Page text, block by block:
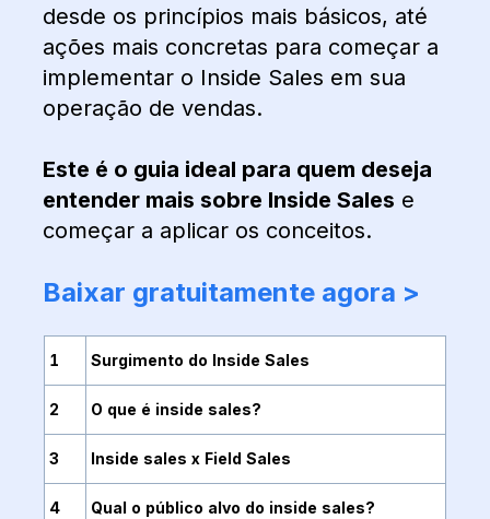
desde os princípios mais básicos, até
ações mais concretas para começar a
implementar o Inside Sales em sua
operação de vendas.
Este é o guia ideal para quem deseja
entender mais sobre Inside Sales e
começar a aplicar os conceitos.
Baixar gratuitamente agora >
1 Surgimento do Inside Sales
2 O que é inside sales?
3 Inside sales x Field Sales
4 Qual o público alvo do inside sales?